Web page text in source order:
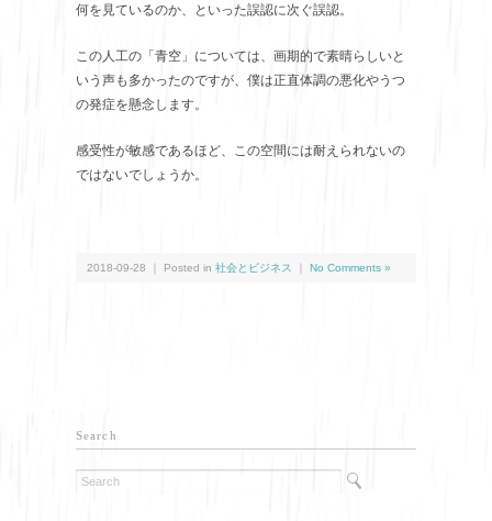
何を見ているのか、といった誤認に次ぐ誤認。
この人工の「青空」については、画期的で素晴らしいと
いう声も多かったのですが、僕は正直体調の悪化やうつ
の発症を懸念します。
感受性が敏感であるほど、この空間には耐えられないの
ではないでしょうか。
2018-09-28 ｜ Posted in 社会とビジネス No Comments »
Search